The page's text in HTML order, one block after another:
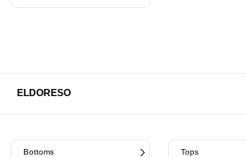
ELDORESO
Bottoms Tops